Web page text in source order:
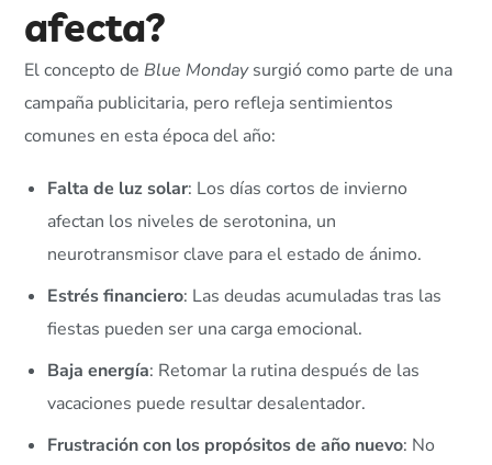
afecta?
El concepto deBlue Mondaysurgió como parte de una
campaña publicitaria, pero refleja sentimientos
comunes en esta época del año:
Falta de luz solar: Los días cortos de invierno
afectan los niveles de serotonina, un
neurotransmisor clave para el estado de ánimo.
Estrés financiero: Las deudas acumuladas tras las
fiestas pueden ser una carga emocional.
Baja energía: Retomar la rutina después de las
vacaciones puede resultar desalentador.
Frustración con los propósitos de año nuevo: No